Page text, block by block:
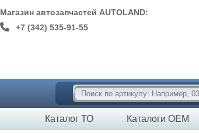
Магазин автозапчастей AUTOLAND:
+7 (342) 535-91-55
Каталог ТО Каталоги OEM